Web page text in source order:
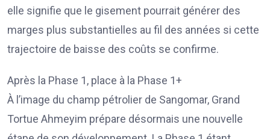
elle signifie que le gisement pourrait générer des
marges plus substantielles au fil des années si cette
trajectoire de baisse des coûts se confirme.
Après la Phase 1, place à la Phase 1+
À l’image du champ pétrolier de Sangomar, Grand
Tortue Ahmeyim prépare désormais une nouvelle